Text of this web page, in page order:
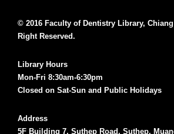
© 2016 Faculty of Dentistry Library,
Right Reserved.
Library Hours
Mon-Fri 8:30am-6:30pm
Closed on Sat-Sun and Public Holidays
Address
5F Building 7, Suthep Road, Suthep,